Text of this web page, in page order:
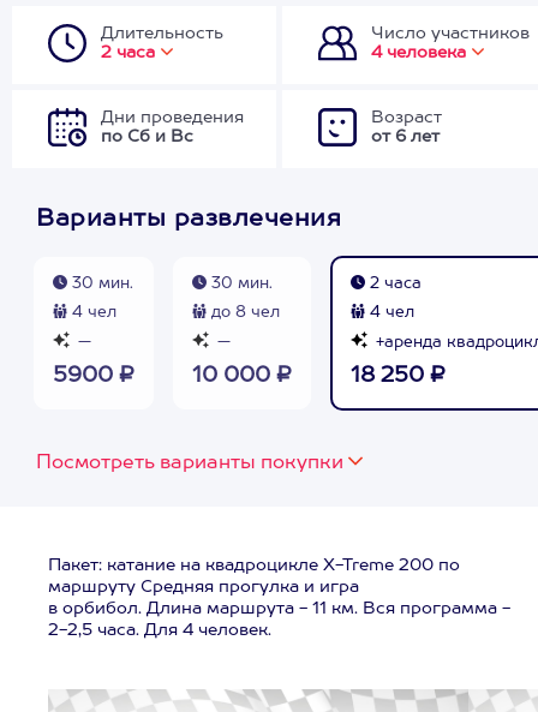
Длительность
2 часа
Число участников
4 человека
Дни проведения
по Сб и Вс
Возраст
от 6 лет
Варианты развлечения
30 мин.
4 чел
—
5900 ₽
30 мин.
до 8 чел
—
10 000 ₽
2 часа
4 чел
+аренда
18 250 ₽
Посмотреть варианты покупки
Пакет: катание на квадроцикле X-Treme 200 по
маршруту Средняя прогулка и игра
в орбибол. Длина маршрута - 11 км. Вся программа -
2-2,5 часа. Для 4 человек.